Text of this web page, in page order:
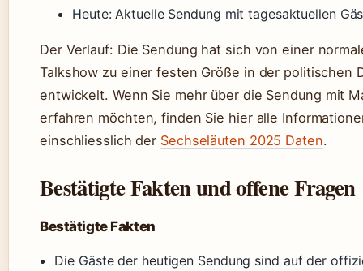
Heute: Aktuelle Sendung mit tagesaktuellen
Der Verlauf: Die Sendung hat sich von einer
Talkshow zu einer festen Größe in der politischen
entwickelt. Wenn Sie mehr über die Sendung mit
erfahren möchten, finden Sie hier alle
einschliesslich der Sechseläuten 2025 Daten.
Bestätigte Fakten und offene Fragen
Bestätigte Fakten
Die Gäste der heutigen Sendung sind auf der